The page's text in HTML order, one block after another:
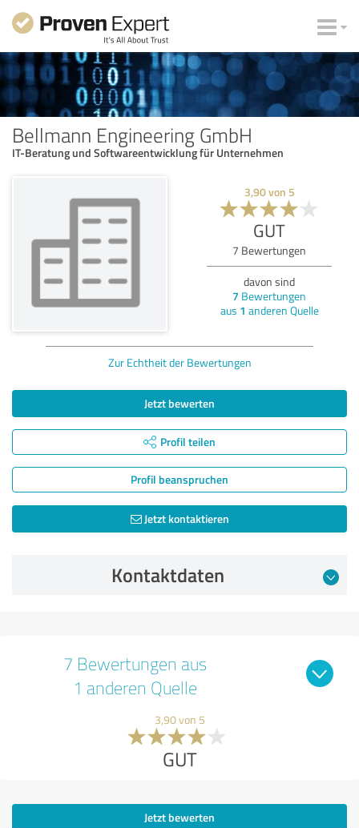
Bellmann Engineering GmbH
IT-Beratung und Softwareentwicklung für Unternehmen
3,90von 5
GUT
7 Bewertungen
davon sind
7 Bewertungen
aus 1 anderen Quelle
Zur Echtheit der Bewertungen
Jetzt bewerten
Profil teilen
Profil beanspruchen
Jetzt kontaktieren
Kontaktdaten
7 Bewertungen aus
1 anderen Quelle
3,90 von 5
GUT
Jetzt bewerten